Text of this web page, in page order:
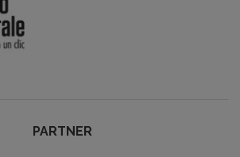
PARTNER